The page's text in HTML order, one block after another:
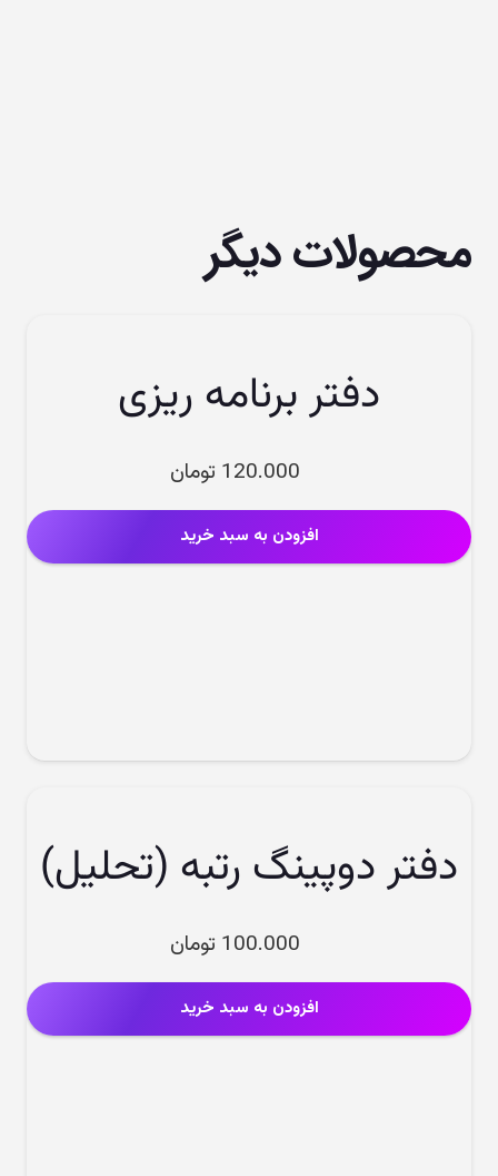
محصولات دیگر
دفتر برنامه ریزی
120.000 تومان
افزودن به سبد خرید
دفتر دوپینگ رتبه (تحلیل)
100.000 تومان
افزودن به سبد خرید